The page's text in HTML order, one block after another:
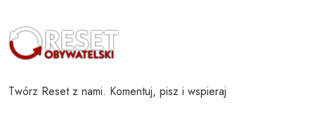
Twórz Reset z nami. Komentuj, pisz i wspieraj